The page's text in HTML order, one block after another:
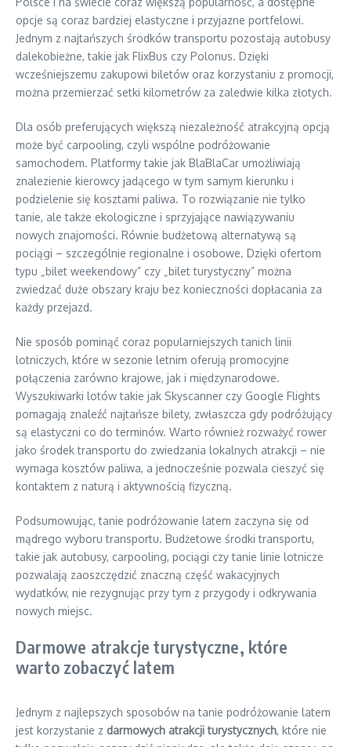
opcje są coraz bardziej elastyczne i przyjazne portfelowi.
Jednym z najtańszych środków transportu pozostają autobusy
dalekobieżne, takie jak FlixBus czy Polonus. Dzięki
wcześniejszemu zakupowi biletów oraz korzystaniu z promocji,
można przemierzać setki kilometrów za zaledwie kilka złotych.
Dla osób preferujących większą niezależność atrakcyjną opcją
może być carpooling, czyli wspólne podróżowanie
samochodem. Platformy takie jak BlaBlaCar umożliwiają
znalezienie kierowcy jadącego w tym samym kierunku i
podzielenie się kosztami paliwa. To rozwiązanie nie tylko
tanie, ale także ekologiczne i sprzyjające nawiązywaniu
nowych znajomości. Równie budżetową alternatywą są
pociągi – szczególnie regionalne i osobowe. Dzięki ofertom
typu „bilet weekendowy” czy „bilet turystyczny” można
zwiedzać duże obszary kraju bez konieczności dopłacania za
każdy przejazd.
Nie sposób pominąć coraz popularniejszych tanich linii
lotniczych, które w sezonie letnim oferują promocyjne
połączenia zarówno krajowe, jak i międzynarodowe.
Wyszukiwarki lotów takie jak Skyscanner czy Google Flights
pomagają znaleźć najtańsze bilety, zwłaszcza gdy podróżujący
są elastyczni co do terminów. Warto również rozważyć rower
jako środek transportu do zwiedzania lokalnych atrakcji – nie
wymaga kosztów paliwa, a jednocześnie pozwala cieszyć się
kontaktem z naturą i aktywnością fizyczną.
Podsumowując, tanie podróżowanie latem zaczyna się od
mądrego wyboru transportu. Budżetowe środki transportu,
takie jak autobusy, carpooling, pociągi czy tanie linie lotnicze
pozwalają zaoszczędzić znaczną część wakacyjnych
wydatków, nie rezygnując przy tym z przygody i odkrywania
nowych miejsc.
Darmowe atrakcje turystyczne, które
warto zobaczyć latem
Jednym z najlepszych sposobów na tanie podróżowanie latem
jest korzystanie z darmowych atrakcji turystycznych, które nie